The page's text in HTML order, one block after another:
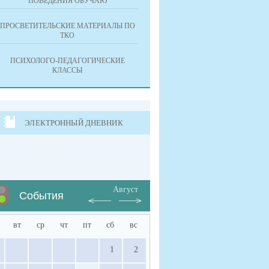
ПРОСВЕТИТЕЛЬСКИЕ МАТЕРИАЛЫ ПО
ТКО
ПСИХОЛОГО-ПЕДАГОГИЧЕСКИЕ
КЛАССЫ
ЭЛЕКТРОННЫЙ ДНЕВНИК
События
Август
вт ср чт пт сб вс
1 2